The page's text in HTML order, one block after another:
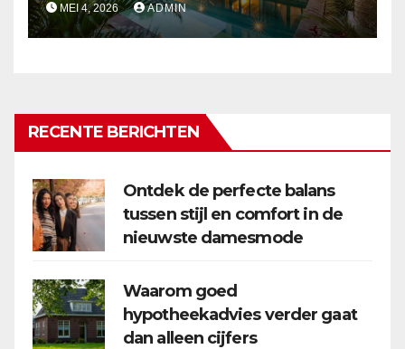
MEI 4, 2026 ADMIN
RECENTE BERICHTEN
Ontdek de perfecte balans
tussen stijl en comfort in de
nieuwste damesmode
Waarom goed
hypotheekadvies verder gaat
dan alleen cijfers